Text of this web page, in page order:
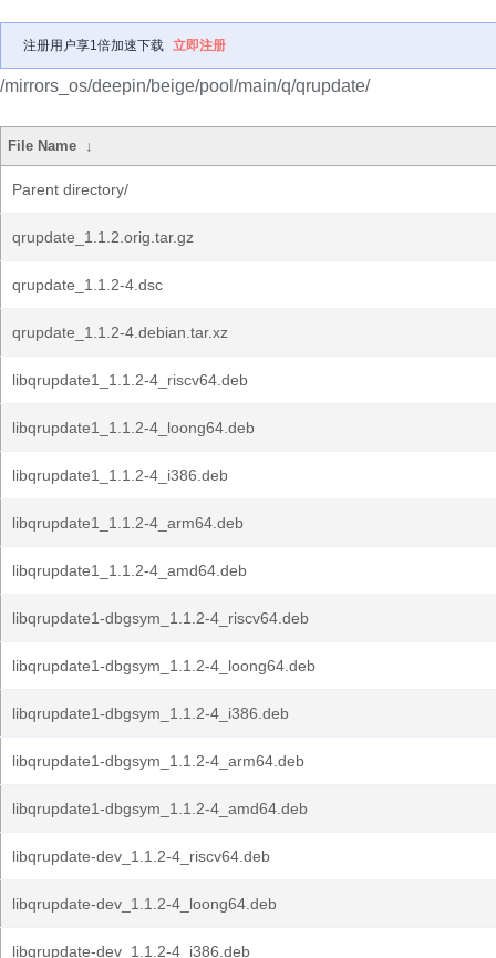
注册用户享1倍加速下载 立即注册
/mirrors_os/deepin/beige/pool/main/q/qrupdate/
File Name ↓
Parent directory/
qrupdate_1.1.2.orig.tar.gz
qrupdate_1.1.2-4.dsc
qrupdate_1.1.2-4.debian.tar.xz
libqrupdate1_1.1.2-4_riscv64.deb
libqrupdate1_1.1.2-4_loong64.deb
libqrupdate1_1.1.2-4_i386.deb
libqrupdate1_1.1.2-4_arm64.deb
libqrupdate1_1.1.2-4_amd64.deb
libqrupdate1-dbgsym_1.1.2-4_riscv64.deb
libqrupdate1-dbgsym_1.1.2-4_loong64.deb
libqrupdate1-dbgsym_1.1.2-4_i386.deb
libqrupdate1-dbgsym_1.1.2-4_arm64.deb
libqrupdate1-dbgsym_1.1.2-4_amd64.deb
libqrupdate-dev_1.1.2-4_riscv64.deb
libqrupdate-dev_1.1.2-4_loong64.deb
libqrupdate-dev_1.1.2-4_i386.deb